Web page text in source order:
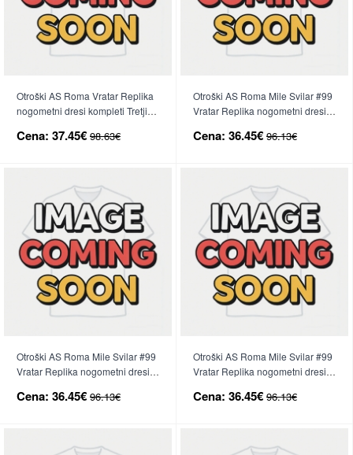
Otroški AS Roma Vratar Replika
nogometni dresi kompleti Tretji
Cena: 37.45€ 98.63€
Otroški AS Roma Mile Svilar #99
Vratar Replika nogometni dresi
Rokav (+ hlače)
Cena: 36.45€ 96.13€
Otroški AS Roma Mile Svilar #99
Vratar Replika nogometni dresi
Kratek Rokav (+ hlače)
Cena: 36.45€ 96.13€
Otroški AS Roma Mile Svilar #99
Vratar Replika nogometni dresi
Rokav (+ hlače)
Cena: 36.45€ 96.13€